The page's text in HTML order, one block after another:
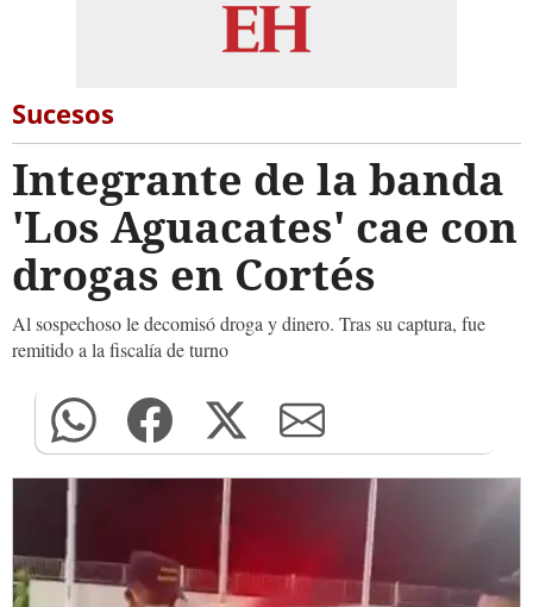
Sucesos
Integrante de la banda
'Los Aguacates' cae con
drogas en Cortés
Al sospechoso le decomisó droga y dinero. Tras su captura, fue
remitido a la fiscalía de turno